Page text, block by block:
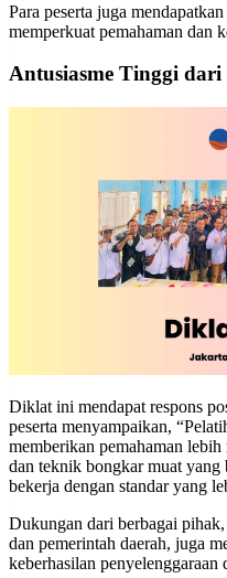
Para peserta juga
memperkuat pemahaman dan
Antusiasme Tinggi dari
Diklat ini mendapat respons
peserta menyampaikan,
memberikan pemahaman
dan teknik bongkar muat yang
bekerja dengan standar yang
Dukungan dari berbagai
dan pemerintah daerah, juga
keberhasilan penyelenggaraan